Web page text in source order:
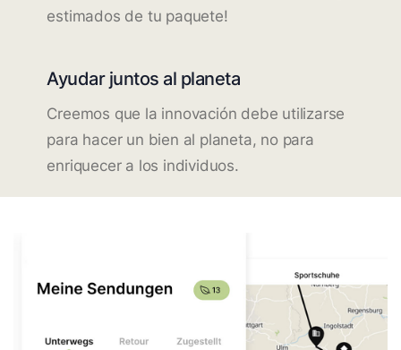
estimados de tu paquete!
Ayudar juntos al planeta
Creemos que la innovación debe utilizarse
para hacer un bien al planeta, no para
enriquecer a los individuos.